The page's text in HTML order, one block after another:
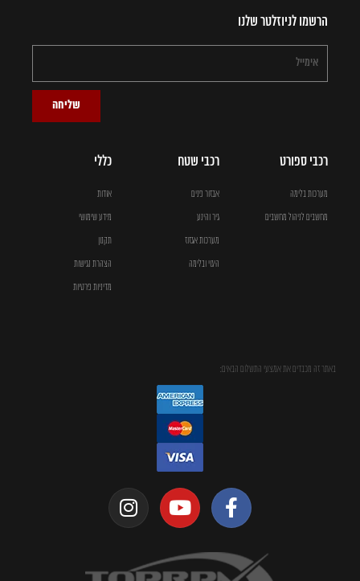
הרשמו לניוזלטר שלנו
שליחה
רכבי ספורט
מערכות בלימה
מחשבים לניהול מחשבים
רכבי שטח
אבזור פנים
גיר והינע
מערכות אגזוז
היגוי ובלימה
כללי
אודות
מידע שימושי
תקנון
הצהרת נגישות
מדיניות פרטיות
באתר זה מכבדים את אמצעי התשלום הבאים: